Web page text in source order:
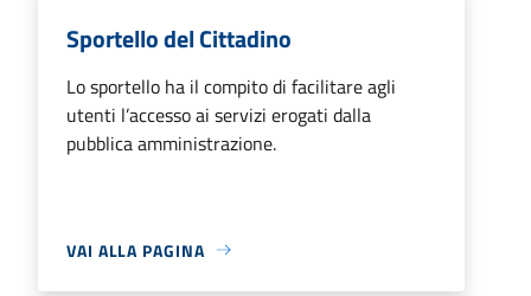
Sportello del Cittadino
Lo sportello ha il compito di facilitare agli
utenti l’accesso ai servizi erogati dalla
pubblica amministrazione.
VAI ALLA PAGINA